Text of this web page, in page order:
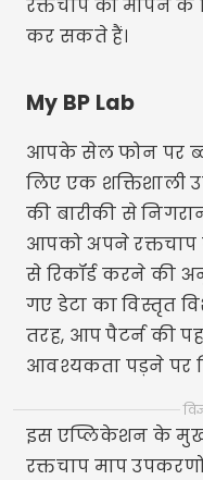
रक्तचाप को मापने
कर सकते हैं।
My BP Lab
आपके सेल फोन पर
लिए एक शक्तिशाली
की बारीकी से
आपको अपने रक्तचाप
से रिकॉर्ड करने की
गए डेटा का विस्तृत
तरह, आप पैटर्न की
आवश्यकता पड़ने पर
इस एप्लिकेशन के
रक्तचाप माप